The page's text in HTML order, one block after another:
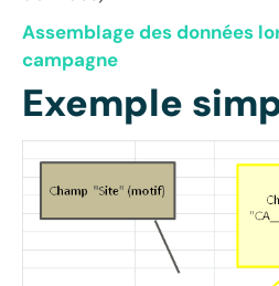
Assemblage des données
campagne
Exemple